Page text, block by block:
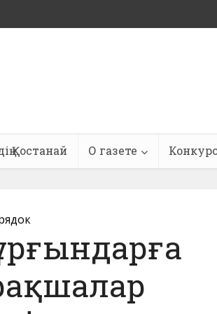
Қостанай О газете